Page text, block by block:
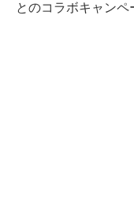
とのコラボキャンペ